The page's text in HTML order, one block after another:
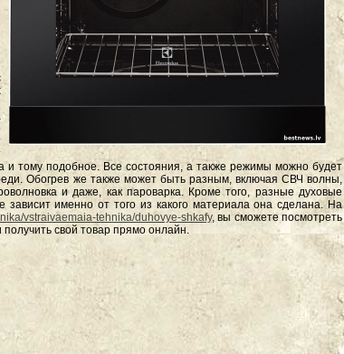
и тому подобное. Все состояния, а также режимы можно будет
Обогрев же также может быть разным, включая СВЧ волны,
и даже, как пароварка. Кроме того, разные духовые
зависит именно от того из какого материала она сделана. На
vstraivaemaia-tehnika/duhovye-shkafy, вы сможете посмотреть
свой товар прямо онлайн.